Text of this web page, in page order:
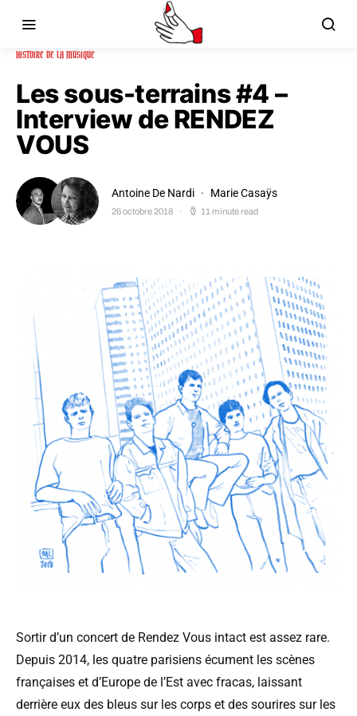
HISTOIRE DE LA MUSIQUE
Les sous-terrains #4 –
Interview de RENDEZ
VOUS
Antoine De Nardi Marie Casaÿs
26 octobre 2018 11 minute read
Sortir d’un concert de Rendez Vous intact est assez rare.
Depuis 2014, les quatre parisiens écument les scènes
françaises et d’Europe de l’Est avec fracas, laissant
derrière eux des bleus sur les corps et des sourires sur les